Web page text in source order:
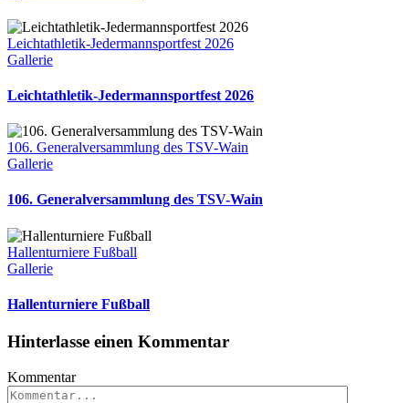
Leichtathletik-Jedermannsportfest 2026
Gallerie
Leichtathletik-Jedermannsportfest 2026
106. Generalversammlung des TSV-Wain
Gallerie
106. Generalversammlung des TSV-Wain
Hallenturniere Fußball
Gallerie
Hallenturniere Fußball
Hinterlasse einen Kommentar
Kommentar